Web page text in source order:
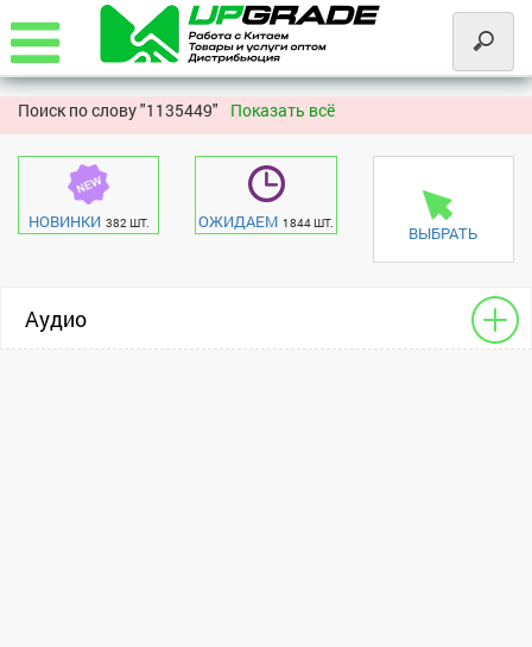
Поиск по слову "1135449" Показать всё
НОВИНКИ 382 ШТ. ОЖИДАЕМ 1844 ШТ. ВЫБРАТЬ
Аудио